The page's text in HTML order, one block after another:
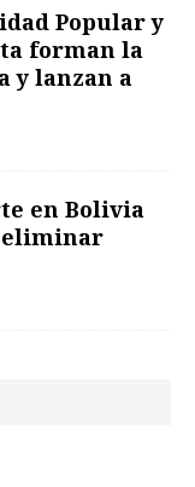
Popular y
forman la
y lanzan a
en Bolivia
eliminar